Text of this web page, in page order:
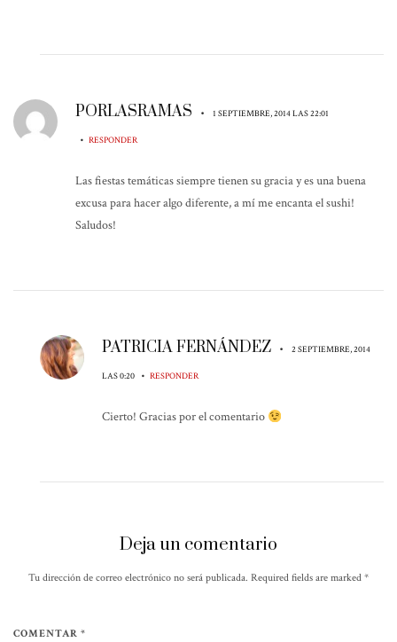
PORLASRAMAS • 1 SEPTIEMBRE, 2014 LAS 22:01
• RESPONDER
Las fiestas temáticas siempre tienen su gracia y es una buena
excusa para hacer algo diferente, a mí me encanta el sushi!
Saludos!
PATRICIA FERNÁNDEZ • 2 SEPTIEMBRE, 2014
LAS 0:20 • RESPONDER
Cierto! Gracias por el comentario
Deja un comentario
Tu dirección de correo electrónico no será publicada. Required fields are marked *
COMENTAR *